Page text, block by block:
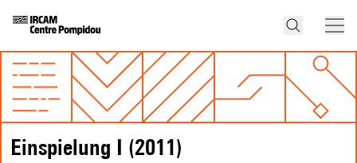
Einspielung I (2011)